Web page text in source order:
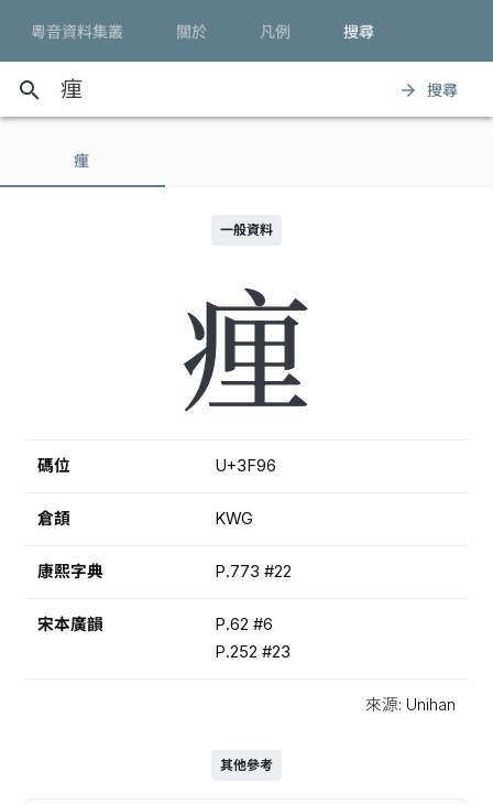
粵音資料集叢 關於 凡例 搜尋
search arrow_forward 搜尋
㾖
一般資料
㾖
碼位 U+3F96
倉頡 KWG
康熙字典 P.773 #22
宋本廣韻
P.62 #6
P.252 #23
來源: Unihan
其他參考